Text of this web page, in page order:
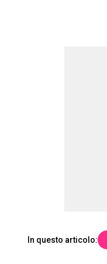
In questo articolo: